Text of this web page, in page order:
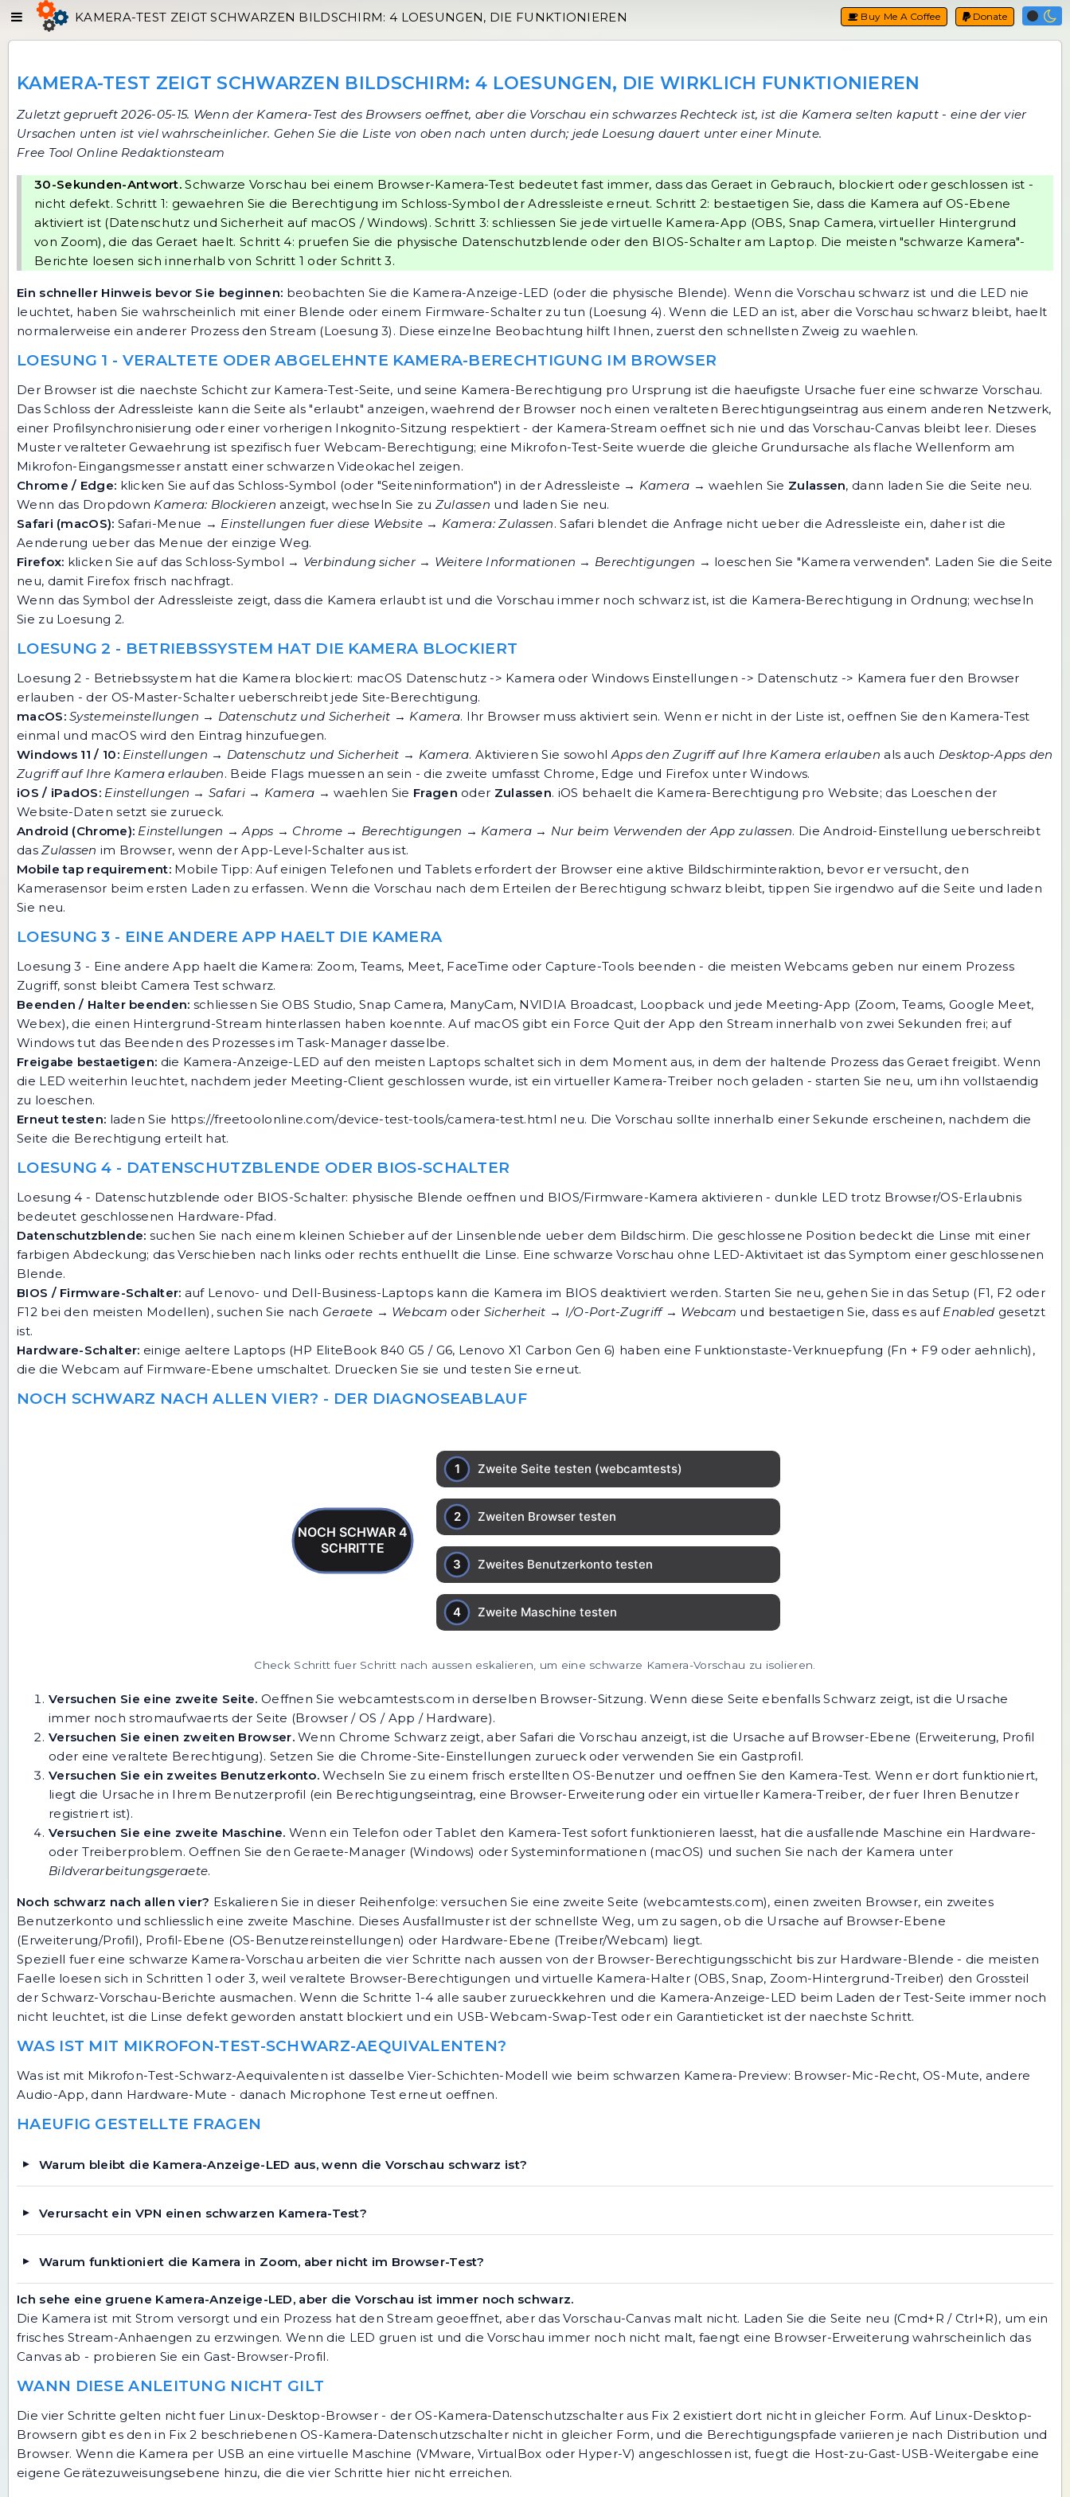
Donate
Buy Me A Coffee
KAMERA-TEST ZEIGT SCHWARZEN BILDSCHIRM: 4 LOESUNGEN, DIE FUNKTIONIEREN
KAMERA-TEST ZEIGT SCHWARZEN BILDSCHIRM: 4 LOESUNGEN, DIE WIRKLICH FUNKTIONIEREN
Zuletzt geprueft 2026-05-15. Wenn der Kamera-Test des Browsers oeffnet, aber die Vorschau ein schwarzes Rechteck ist, ist die Kamera selten kaputt - eine der vier
Ursachen unten ist viel wahrscheinlicher. Gehen Sie die Liste von oben nach unten durch; jede Loesung dauert unter einer Minute.
Free Tool Online Redaktionsteam
30-Sekunden-Antwort. Schwarze Vorschau bei einem Browser-Kamera-Test bedeutet fast immer, dass das Geraet in Gebrauch, blockiert oder geschlossen ist -
nicht defekt. Schritt 1: gewaehren Sie die Berechtigung im Schloss-Symbol der Adressleiste erneut. Schritt 2: bestaetigen Sie, dass die Kamera auf OS-Ebene
aktiviert ist (Datenschutz und Sicherheit auf macOS / Windows). Schritt 3: schliessen Sie jede virtuelle Kamera-App (OBS, Snap Camera, virtueller Hintergrund
von Zoom), die das Geraet haelt. Schritt 4: pruefen Sie die physische Datenschutzblende oder den BIOS-Schalter am Laptop. Die meisten "schwarze Kamera"-
Berichte loesen sich innerhalb von Schritt 1 oder Schritt 3.
Ein schneller Hinweis bevor Sie beginnen: beobachten Sie die Kamera-Anzeige-LED (oder die physische Blende). Wenn die Vorschau schwarz ist und die LED nie
leuchtet, haben Sie wahrscheinlich mit einer Blende oder einem Firmware-Schalter zu tun (Loesung 4). Wenn die LED an ist, aber die Vorschau schwarz bleibt, haelt
normalerweise ein anderer Prozess den Stream (Loesung 3). Diese einzelne Beobachtung hilft Ihnen, zuerst den schnellsten Zweig zu waehlen.
LOESUNG 1 - VERALTETE ODER ABGELEHNTE KAMERA-BERECHTIGUNG IM BROWSER
Der Browser ist die naechste Schicht zur Kamera-Test-Seite, und seine Kamera-Berechtigung pro Ursprung ist die haeufigste Ursache fuer eine schwarze Vorschau.
Das Schloss der Adressleiste kann die Seite als "erlaubt" anzeigen, waehrend der Browser noch einen veralteten Berechtigungseintrag aus einem anderen Netzwerk,
einer Profilsynchronisierung oder einer vorherigen Inkognito-Sitzung respektiert - der Kamera-Stream oeffnet sich nie und das Vorschau-Canvas bleibt leer. Dieses
Muster veralteter Gewaehrung ist spezifisch fuer Webcam-Berechtigung; eine Mikrofon-Test-Seite wuerde die gleiche Grundursache als flache Wellenform am
Mikrofon-Eingangsmesser anstatt einer schwarzen Videokachel zeigen.
Chrome / Edge: klicken Sie auf das Schloss-Symbol (oder "Seiteninformation") in der Adressleiste → Kamera → waehlen Sie Zulassen, dann laden Sie die Seite neu.
Wenn das Dropdown Kamera: Blockieren anzeigt, wechseln Sie zu Zulassen und laden Sie neu.
Safari (macOS): Safari-Menue → Einstellungen fuer diese Website→ Kamera: Zulassen. Safari blendet die Anfrage nicht ueber die Adressleiste ein, daher ist die
Aenderung ueber das Menue der einzige Weg.
Firefox: klicken Sie auf das Schloss-Symbol → Verbindung sicher→ Weitere Informationen → Berechtigungen → loeschen Sie "Kamera verwenden". Laden Sie die Seite
neu, damit Firefox frisch nachfragt.
Wenn das Symbol der Adressleiste zeigt, dass die Kamera erlaubt ist und die Vorschau immer noch schwarz ist, ist die Kamera-Berechtigung in Ordnung; wechseln
Sie zu Loesung 2.
LOESUNG 2 - BETRIEBSSYSTEM HAT DIE KAMERA BLOCKIERT
Loesung 2 - Betriebssystem hat die Kamera blockiert: macOS Datenschutz -> Kamera oder Windows Einstellungen -> Datenschutz -> Kamera fuer den Browser
erlauben - der OS-Master-Schalter ueberschreibt jede Site-Berechtigung.
macOS: Systemeinstellungen → Datenschutz und Sicherheit → Kamera. Ihr Browser muss aktiviert sein. Wenn er nicht in der Liste ist, oeffnen Sie den Kamera-Test
einmal und macOS wird den Eintrag hinzufuegen.
Windows 11 / 10: Einstellungen → Datenschutz und Sicherheit → Kamera. Aktivieren Sie sowohlApps den Zugriff auf Ihre Kamera erlauben als auch Desktop-Apps den
Zugriff auf Ihre Kamera erlauben. Beide Flags muessen an sein - die zweite umfasst Chrome, Edge und Firefox unter Windows.
iOS / iPadOS: Einstellungen → Safari → Kamera → waehlen Sie Fragen oder Zulassen. iOS behaelt die Kamera-Berechtigung pro Website; das Loeschen der
Website-Daten setzt sie zurueck.
Android (Chrome): Einstellungen → Apps → Chrome → Berechtigungen → Kamera→ Nur beim Verwenden der App zulassen. Die Android-Einstellung ueberschreibt
dasZulassen im Browser, wenn der App-Level-Schalter aus ist.
Mobile tap requirement:Mobile Tipp: Auf einigen Telefonen und Tablets erfordert der Browser eine aktive Bildschirminteraktion, bevor er versucht, den
Kamerasensor beim ersten Laden zu erfassen. Wenn die Vorschau nach dem Erteilen der Berechtigung schwarz bleibt, tippen Sie irgendwo auf die Seite und laden
Sie neu.
LOESUNG 3 - EINE ANDERE APP HAELT DIE KAMERA
Loesung 3 - Eine andere App haelt die Kamera: Zoom, Teams, Meet, FaceTime oder Capture-Tools beenden - die meisten Webcams geben nur einem Prozess
Zugriff, sonst bleibt Camera Test schwarz.
Beenden / Halter beenden: schliessen Sie OBS Studio, Snap Camera, ManyCam, NVIDIA Broadcast, Loopback und jede Meeting-App (Zoom, Teams, Google Meet,
Webex), die einen Hintergrund-Stream hinterlassen haben koennte. Auf macOS gibt ein Force Quit der App den Stream innerhalb von zwei Sekunden frei; auf
Windows tut das Beenden des Prozesses im Task-Manager dasselbe.
Freigabe bestaetigen: die Kamera-Anzeige-LED auf den meisten Laptops schaltet sich in dem Moment aus, in dem der haltende Prozess das Geraet freigibt. Wenn
die LED weiterhin leuchtet, nachdem jeder Meeting-Client geschlossen wurde, ist ein virtueller Kamera-Treiber noch geladen - starten Sie neu, um ihn vollstaendig
zu loeschen.
Erneut testen: laden Sie https://freetoolonline.com/device-test-tools/camera-test.html neu. Die Vorschau sollte innerhalb einer Sekunde erscheinen, nachdem die
Seite die Berechtigung erteilt hat.
LOESUNG 4 - DATENSCHUTZBLENDE ODER BIOS-SCHALTER
Loesung 4 - Datenschutzblende oder BIOS-Schalter: physische Blende oeffnen und BIOS/Firmware-Kamera aktivieren - dunkle LED trotz Browser/OS-Erlaubnis
bedeutet geschlossenen Hardware-Pfad.
Datenschutzblende: suchen Sie nach einem kleinen Schieber auf der Linsenblende ueber dem Bildschirm. Die geschlossene Position bedeckt die Linse mit einer
farbigen Abdeckung; das Verschieben nach links oder rechts enthuellt die Linse. Eine schwarze Vorschau ohne LED-Aktivitaet ist das Symptom einer geschlossenen
Blende.
BIOS / Firmware-Schalter: auf Lenovo- und Dell-Business-Laptops kann die Kamera im BIOS deaktiviert werden. Starten Sie neu, gehen Sie in das Setup (F1, F2 oder
F12 bei den meisten Modellen), suchen Sie nach Geraete → Webcam oder Sicherheit → I/O-Port-Zugriff → Webcam und bestaetigen Sie, dass es auf Enabled gesetzt
ist.
Hardware-Schalter: einige aeltere Laptops (HP EliteBook 840 G5 / G6, Lenovo X1 Carbon Gen 6) haben eine Funktionstaste-Verknuepfung (Fn + F9 oder aehnlich),
die die Webcam auf Firmware-Ebene umschaltet. Druecken Sie sie und testen Sie erneut.
NOCH SCHWARZ NACH ALLEN VIER? - DER DIAGNOSEABLAUF
Check Schritt fuer Schritt nach aussen eskalieren, um eine schwarze Kamera-Vorschau zu isolieren.
Versuchen Sie eine zweite Seite. Oeffnen Sie webcamtests.com in derselben Browser-Sitzung. Wenn diese Seite ebenfalls Schwarz zeigt, ist die Ursache
immer noch stromaufwaerts der Seite (Browser / OS / App / Hardware).
Versuchen Sie einen zweiten Browser.Wenn Chrome Schwarz zeigt, aber Safari die Vorschau anzeigt, ist die Ursache auf Browser-Ebene (Erweiterung, Profil
oder eine veraltete Berechtigung). Setzen Sie die Chrome-Site-Einstellungen zurueck oder verwenden Sie ein Gastprofil.
Versuchen Sie ein zweites Benutzerkonto. Wechseln Sie zu einem frisch erstellten OS-Benutzer und oeffnen Sie den Kamera-Test. Wenn er dort funktioniert,
liegt die Ursache in Ihrem Benutzerprofil (ein Berechtigungseintrag, eine Browser-Erweiterung oder ein virtueller Kamera-Treiber, der fuer Ihren Benutzer
registriert ist).
Versuchen Sie eine zweite Maschine. Wenn ein Telefon oder Tablet den Kamera-Test sofort funktionieren laesst, hat die ausfallende Maschine ein Hardware-
oder Treiberproblem. Oeffnen Sie den Geraete-Manager (Windows) oder Systeminformationen (macOS) und suchen Sie nach der Kamera unter
Bildverarbeitungsgeraete.
Noch schwarz nach allen vier? Eskalieren Sie in dieser Reihenfolge: versuchen Sie eine zweite Seite (webcamtests.com), einen zweiten Browser, ein zweites
Benutzerkonto und schliesslich eine zweite Maschine. Dieses Ausfallmuster ist der schnellste Weg, um zu sagen, ob die Ursache auf Browser-Ebene
(Erweiterung/Profil), Profil-Ebene (OS-Benutzereinstellungen) oder Hardware-Ebene (Treiber/Webcam) liegt.
Speziell fuer eine schwarze Kamera-Vorschau arbeiten die vier Schritte nach aussen von der Browser-Berechtigungsschicht bis zur Hardware-Blende - die meisten
Faelle loesen sich in Schritten 1 oder 3, weil veraltete Browser-Berechtigungen und virtuelle Kamera-Halter (OBS, Snap, Zoom-Hintergrund-Treiber) den Grossteil
der Schwarz-Vorschau-Berichte ausmachen. Wenn die Schritte 1-4 alle sauber zurueckkehren und die Kamera-Anzeige-LED beim Laden der Test-Seite immer noch
nicht leuchtet, ist die Linse defekt geworden anstatt blockiert und ein USB-Webcam-Swap-Test oder ein Garantieticket ist der naechste Schritt.
WAS IST MIT MIKROFON-TEST-SCHWARZ-AEQUIVALENTEN?
Was ist mit Mikrofon-Test-Schwarz-Aequivalenten ist dasselbe Vier-Schichten-Modell wie beim schwarzen Kamera-Preview: Browser-Mic-Recht, OS-Mute, andere
Audio-App, dann Hardware-Mute - danach Microphone Test erneut oeffnen.
HAEUFIG GESTELLTE FRAGEN
Warum bleibt die Kamera-Anzeige-LED aus, wenn die Vorschau schwarz ist?
Verursacht ein VPN einen schwarzen Kamera-Test?
Warum funktioniert die Kamera in Zoom, aber nicht im Browser-Test?
Ich sehe eine gruene Kamera-Anzeige-LED, aber die Vorschau ist immer noch schwarz.
Die Kamera ist mit Strom versorgt und ein Prozess hat den Stream geoeffnet, aber das Vorschau-Canvas malt nicht. Laden Sie die Seite neu (Cmd+R / Ctrl+R), um ein
frisches Stream-Anhaengen zu erzwingen. Wenn die LED gruen ist und die Vorschau immer noch nicht malt, faengt eine Browser-Erweiterung wahrscheinlich das
Canvas ab - probieren Sie ein Gast-Browser-Profil.
WANN DIESE ANLEITUNG NICHT GILT
Die vier Schritte gelten nicht fuer Linux-Desktop-Browser - der OS-Kamera-Datenschutzschalter aus Fix 2 existiert dort nicht in gleicher Form. Auf Linux-Desktop-
Browsern gibt es den in Fix 2 beschriebenen OS-Kamera-Datenschutzschalter nicht in gleicher Form, und die Berechtigungspfade variieren je nach Distribution und
Browser. Wenn die Kamera per USB an eine virtuelle Maschine (VMware, VirtualBox oder Hyper-V) angeschlossen ist, fuegt die Host-zu-Gast-USB-Weitergabe eine
eigene Gerätezuweisungsebene hinzu, die die vier Schritte hier nicht erreichen.